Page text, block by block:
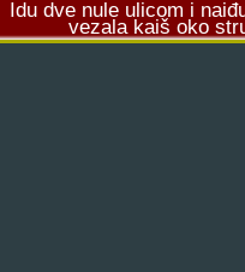
Idu dve nule ulicom i
vezala kaiš oko